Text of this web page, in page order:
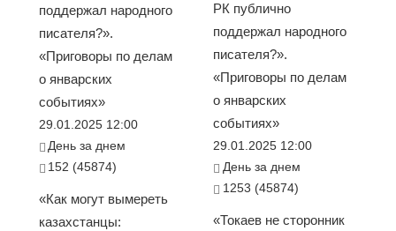
поддержал народного
писателя?».
«Приговоры по делам
о январских
событиях»
29.01.2025 12:00
День за днем
152 (45874)
«Как могут вымереть
казахстанцы:
РК публично
поддержал народного
писателя?».
«Приговоры по делам
о январских
событиях»
29.01.2025 12:00
День за днем
1253 (45874)
«Токаев не сторонник